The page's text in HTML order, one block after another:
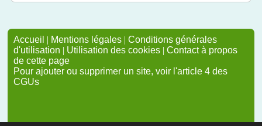
Accueil | Mentions légales | Conditions générales
d'utilisation | Utilisation des cookies | Contact à propos
de cette page
Pour ajouter ou supprimer un site, voir l'article 4 des
CGUs